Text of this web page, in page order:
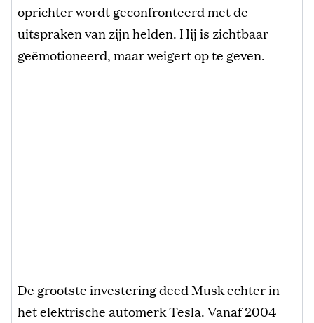
oprichter wordt geconfronteerd met de
uitspraken van zijn helden. Hij is zichtbaar
geëmotioneerd, maar weigert op te geven.
De grootste investering deed Musk echter in
het elektrische automerk Tesla. Vanaf 2004